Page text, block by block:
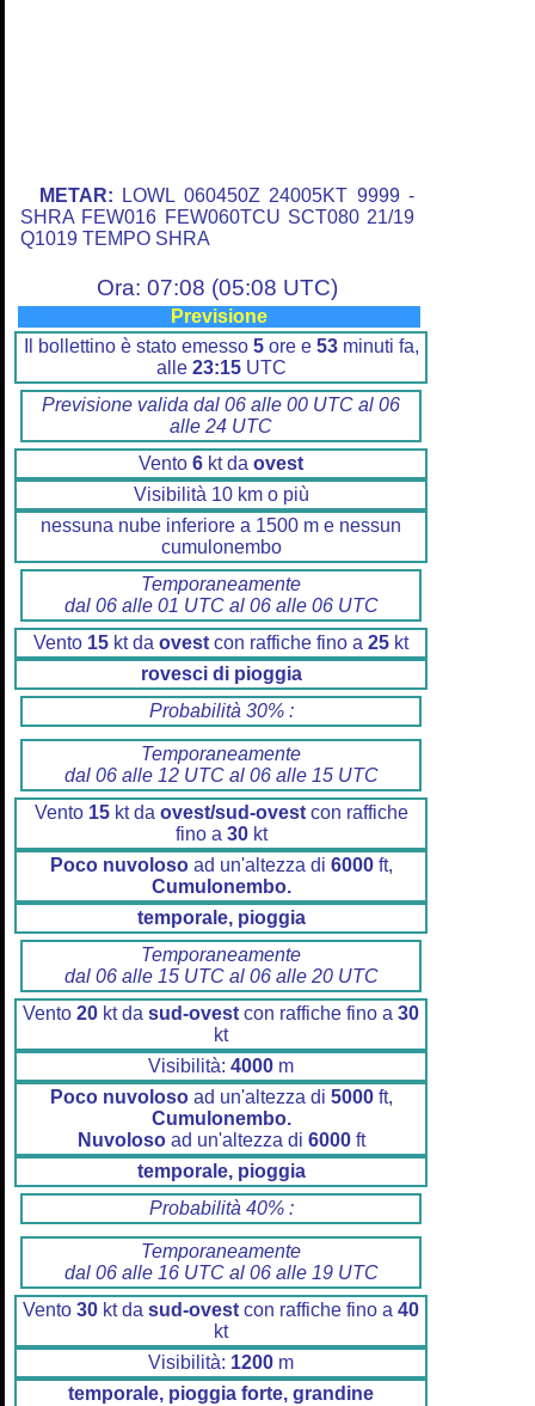
METAR: LOWL 060450Z 24005KT 9999 -
SHRA FEW016 FEW060TCU SCT080 21/19
Q1019 TEMPO SHRA
Ora: 07:08 (05:08 UTC)
Previsione
Il bollettino è stato emesso 5ore e 53minuti fa,
alle 23:15UTC
Previsione valida dal 06 alle 00 UTC al 06
alle 24 UTC
Vento 6 kt da ovest
Visibilità 10 km o più
nessuna nube inferiore a 1500 m e nessun
cumulonembo
Temporaneamente
dal 06 alle 01 UTC al 06 alle 06 UTC
Vento 15 kt da ovest con raffiche fino a 25 kt
rovesci di pioggia
Probabilità 30% :
Temporaneamente
dal 06 alle 12 UTC al 06 alle 15 UTC
Vento 15kt da ovest/sud-ovestcon raffiche
fino a 30kt
Poco nuvolosoad un'altezza di 6000ft,
Cumulonembo.
temporale, pioggia
Temporaneamente
dal 06 alle 15 UTC al 06 alle 20 UTC
Vento 20 kt da sud-ovest con raffiche fino a 30
kt
Visibilità: 4000 m
Poco nuvolosoad un'altezza di 5000ft,
Cumulonembo.
Nuvolosoad un'altezza di 6000ft
temporale, pioggia
Probabilità 40% :
Temporaneamente
dal 06 alle 16 UTC al 06 alle 19 UTC
Vento 30 kt da sud-ovest con raffiche fino a 40
kt
Visibilità: 1200 m
temporale, pioggia forte, grandine